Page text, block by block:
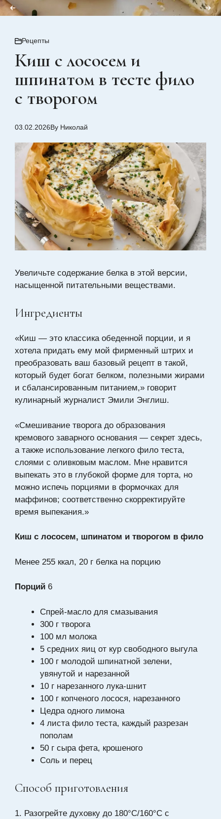
Рецепты
Киш с лососем и
шпинатом в тесте фило
с творогом
03.02.2026By Николай
Увеличьте содержание белка в этой версии,
насыщенной питательными веществами.
Ингредиенты
«Киш — это классика обеденной порции, и я
хотела придать ему мой фирменный штрих и
преобразовать ваш базовый рецепт в такой,
который будет богат белком, полезными жирами
и сбалансированным питанием,» говорит
кулинарный журналист Эмили Энглиш.
«Смешивание творога до образования
кремового заварного основания — секрет здесь,
а также использование легкого фило теста,
слоями с оливковым маслом. Мне нравится
выпекать это в глубокой форме для торта, но
можно испечь порциями в формочках для
маффинов; соответственно скорректируйте
время выпекания.»
Киш с лососем, шпинатом и творогом в фило
Менее 255 ккал, 20 г белка на порцию
Порций 6
Спрей-масло для смазывания
300 г творога
100 мл молока
5 средних яиц от кур свободного выгула
100 г молодой шпинатной зелени,
увянутой и нарезанной
10 г нарезанного лука-шнит
100 г копченого лосося, нарезанного
Цедра одного лимона
4 листа фило теста, каждый разрезан
пополам
50 г сыра фета, крошеного
Соль и перец
Способ приготовления
1. Разогрейте духовку до 180°C/160°C с